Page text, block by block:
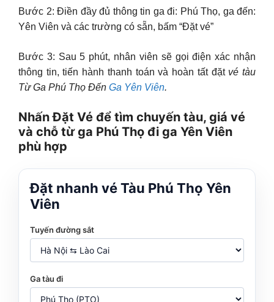
Bước 2: Điền đầy đủ thông tin ga đi: Phú Thọ, ga đến:
Yên Viên và các trường có sẵn, bấm “Đặt vé”
Bước 3: Sau 5 phút, nhân viên sẽ gọi điện xác nhận
thông tin, tiến hành thanh toán và hoàn tất đặt vé tàu
Từ Ga Phú Thọ Đến Ga Yên Viên.
Nhấn Đặt Vé để tìm chuyến tàu, giá vé
và chỗ từ ga Phú Thọ đi ga Yên Viên
phù hợp
Đặt nhanh vé Tàu Phú Thọ Yên
Viên
Tuyến đường sắt
Ga tàu đi